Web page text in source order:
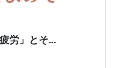
労」とそ…